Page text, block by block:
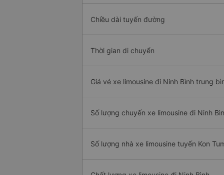
Chiều dài tuyến đường
Thời gian di chuyển
Giá vé xe limousine đi Ninh Bình trung
Số lượng chuyến xe limousine đi Ninh
Số lượng nhà xe limousine tuyến Kon